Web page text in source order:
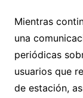
Mientras
una
periódicas
usuarios que
de estación,